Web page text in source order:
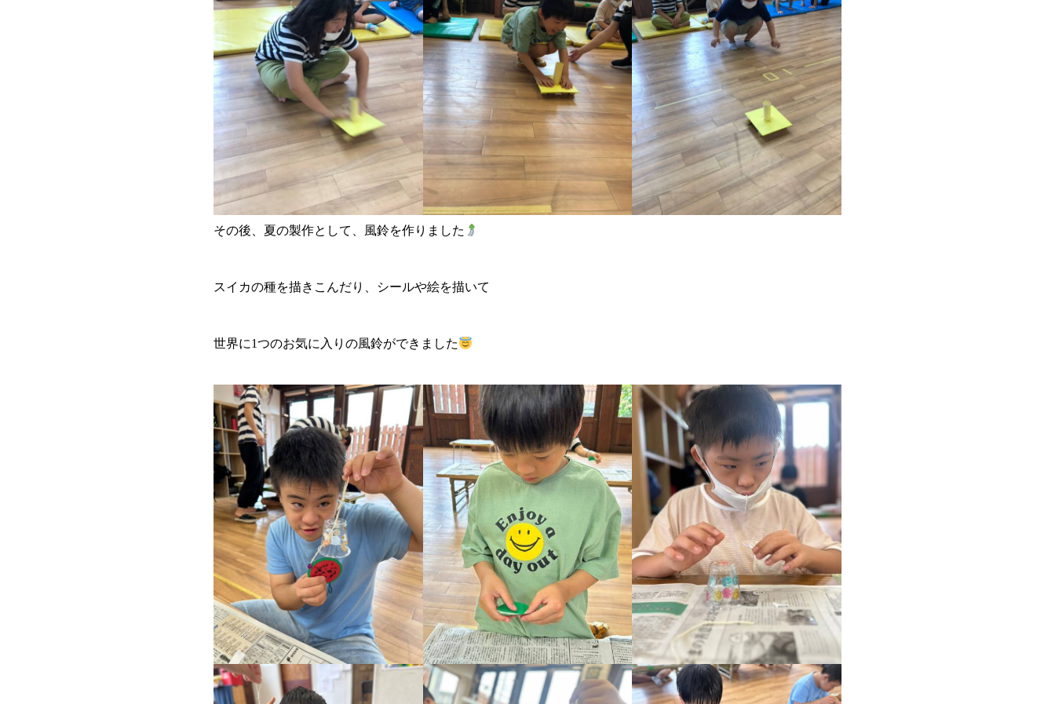
その後、夏の製作として、風鈴を作りました
スイカの種を描きこんだり、シールや絵を描いて
世界に1つのお気に入りの風鈴ができました